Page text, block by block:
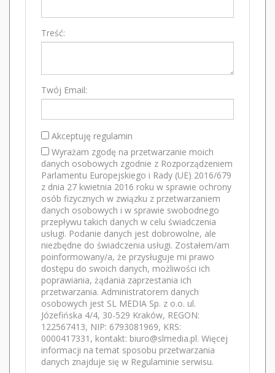
Treść:
Twój Email:
Akceptuję regulamin
Wyrażam zgodę na przetwarzanie moich
danych osobowych zgodnie z Rozporządzeniem
Parlamentu Europejskiego i Rady (UE) 2016/679
z dnia 27 kwietnia 2016 roku w sprawie ochrony
osób fizycznych w związku z przetwarzaniem
danych osobowych i w sprawie swobodnego
przepływu takich danych w celu świadczenia
usługi. Podanie danych jest dobrowolne, ale
niezbędne do świadczenia usługi. Zostałem/am
poinformowany/a, że przysługuje mi prawo
dostępu do swoich danych, możliwości ich
poprawiania, żądania zaprzestania ich
przetwarzania. Administratorem danych
osobowych jest SL MEDIA Sp. z o.o. ul.
Józefińska 4/4, 30-529 Kraków, REGON:
122567413, NIP: 6793081969, KRS:
0000417331, kontakt: biuro@slmedia.pl. Więcej
informacji na temat sposobu przetwarzania
danych znajduje się w Regulaminie serwisu.